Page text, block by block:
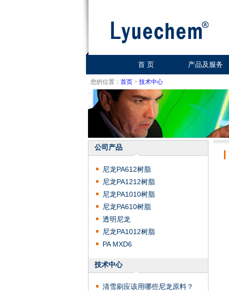
首 页 产品及服务
您的位置： 首页 > 技术中心
公司产品
尼龙PA612树脂
尼龙PA1212树脂
尼龙PA1010树脂
尼龙PA610树脂
透明尼龙
尼龙PA1012树脂
PA MXD6
技术中心
清雪刷应该用哪些尼龙原料？